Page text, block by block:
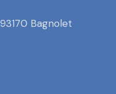
Bagnolet